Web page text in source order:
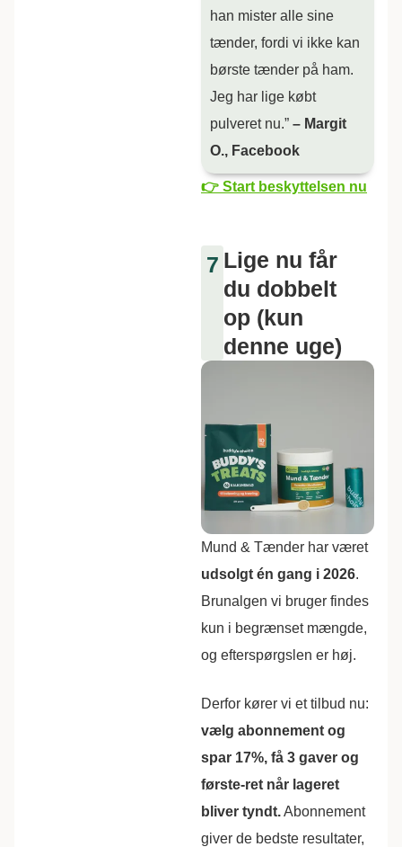
han mister alle sine
tænder, fordi vi ikke kan
børste tænder på ham.
Jeg har lige købt
pulveret nu.” – Margit
O., Facebook
👉 Start beskyttelsen nu
7 Lige nu får
du dobbelt
op (kun
denne uge)
Mund & Tænder har været
udsolgt én gang i 2026.
Brunalgen vi bruger findes
kun i begrænset mængde,
og efterspørgslen er høj.
Derfor kører vi et tilbud nu:
vælg abonnement og
spar 17%, få 3 gaver og
første-ret når lageret
bliver tyndt.Abonnement
giver de bedste resultater,